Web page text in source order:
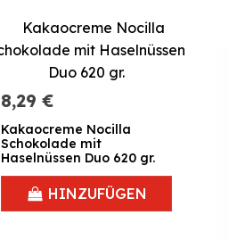
8,29 €
Kakaocreme Nocilla
Schokolade mit
Haselnüssen Duo 620 gr.
HINZUFÜGEN